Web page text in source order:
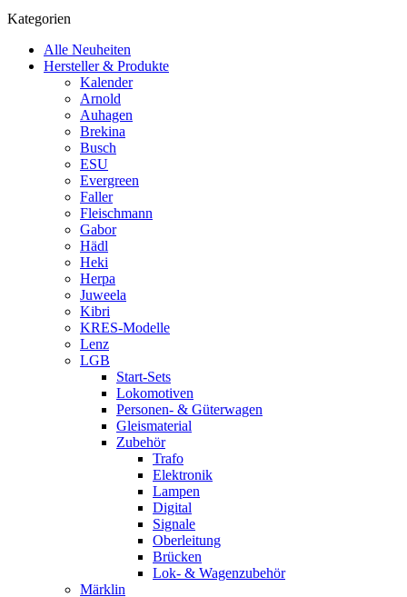
Kategorien
Alle Neuheiten
Hersteller & Produkte
Kalender
Arnold
Auhagen
Brekina
Busch
ESU
Evergreen
Faller
Fleischmann
Gabor
Hädl
Heki
Herpa
Juweela
Kibri
KRES-Modelle
Lenz
LGB
Start-Sets
Lokomotiven
Personen- & Güterwagen
Gleismaterial
Zubehör
Trafo
Elektronik
Lampen
Digital
Signale
Oberleitung
Brücken
Lok- & Wagenzubehör
Märklin